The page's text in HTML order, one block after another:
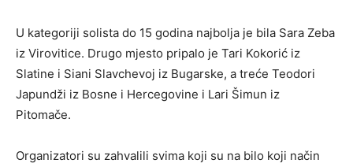
U kategoriji solista do 15 godina najbolja je bila Sara Zeba
iz Virovitice. Drugo mjesto pripalo je Tari Kokorić iz
Slatine i Siani Slavchevoj iz Bugarske, a treće Teodori
Japundži iz Bosne i Hercegovine i Lari Šimun iz
Pitomače.
Organizatori su zahvalili svima koji su na bilo koji način